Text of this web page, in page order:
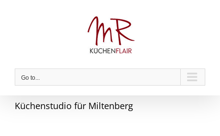
Go to...
Küchenstudio für Miltenberg